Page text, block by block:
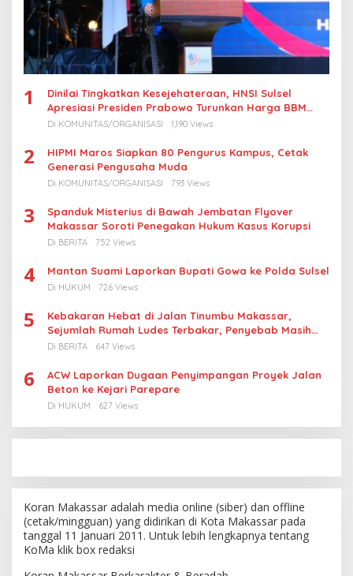
1
Dinilai Tingkatkan Kesejehateraan, HNSI Sulsel
Apresiasi Presiden Prabowo Turunkan Harga BBM
Nelayan
Di KOMUNITAS/ORGANISASI 1,190 Views
2
HIPMI Maros Siapkan 80 Pengurus Kampus, Cetak
Generasi Pengusaha Muda
Di KOMUNITAS/ORGANISASI 793 Views
3
Spanduk Misterius di Bawah Jembatan Flyover
Makassar Soroti Penegakan Hukum Kasus Korupsi
Di BERITA 752 Views
4 Mantan Suami Laporkan Bupati Gowa ke Polda Sulsel
Di HUKUM 726 Views
5
Kebakaran Hebat di Jalan Tinumbu Makassar,
Sejumlah Rumah Ludes Terbakar, Penyebab Masih
Diselidiki
Di BERITA 647 Views
6
ACW Laporkan Dugaan Penyimpangan Proyek Jalan
Beton ke Kejari Parepare
Di HUKUM 627 Views
Koran Makassar adalah media online (siber) dan offline
(cetak/mingguan) yang didirikan di Kota Makassar pada
tanggal 11 Januari 2011. Untuk lebih lengkapnya tentang
KoMa klik box redaksi